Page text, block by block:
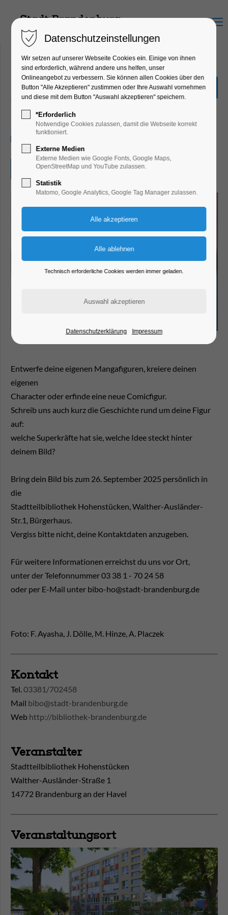
Menu
Manga-und Comic-
Zeichenwettbewerb
Kinder, Jugend, Kunst, Mitmach-Aktion
Eintritt frei
Entwerfe deine eigenen Mangafiguren, kreiere deinen
eigenen
Character oder erfinde eine neue Comicfigur.
Schreib uns auch kurz die Geschichte rund um deine Figur
auf:
welche Superkräfte hat sie, welche Idee steckt hinter
deinem Bild?
Bring dein Bild bis zum 26. September 2025 persönlich in
die
Stadtteilbibliothek Hohenstücken, Walther-Ausländer-
Str.1, Bürgerhaus.
Vergiss bitte nicht, deine Kontaktdaten anzugeben.
Für weitere Informationen erreichst du uns vor Ort,
unter der Telefonnummer 03 38 1 - 70 24 58
oder per E-Mail unter bibo-ho@stadt-brandenburg.de
Foto: F. Ayasha, J. Dölle, M. Hinze, A. Placzek
Kontakt
Tel.03381/702458
Mail bibo@stadt-brandenburg.de
Web http://bibliothek-brandenburg.de
Veranstalter
Stadtteilbibliothek Hohenstücken
Walther-Ausländer-Straße 1
14772 Brandenburg an der Havel
Veranstaltungsort
Datenschutzeinstellungen
Wir setzen auf unserer Webseite Cookies ein. Einige von ihnen
sind erforderlich, während andere uns helfen, unser
Onlineangebot zu verbessern. Sie können allen Cookies über den
Button "Alle Akzeptieren" zustimmen oder Ihre Auswahl vornehmen
und diese mit dem Button "Auswahl akzeptieren" speichern.
*Erforderlich
Notwendige Cookies zulassen, damit die Webseite korrekt
funktioniert.
Externe Medien
Externe Medien wie Google Fonts, Google Maps,
OpenStreetMap und YouTube zulassen.
Statistik
Matomo, Google Analytics, Google Tag Manager zulassen.
Technisch erforderliche Cookies werden immer geladen.
Datenschutzerklärung Impressum